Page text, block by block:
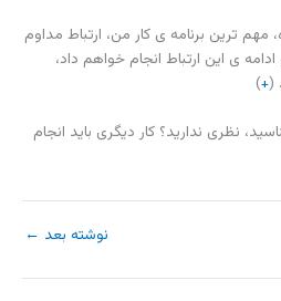
مهم ترین برنامه ی کار من، ارتباط مداوم
ی این ارتباط انجام خواهم داد،
(
+
)
نظری ندارید؟ کار دیگری باید انجام
نوشته بعد ←